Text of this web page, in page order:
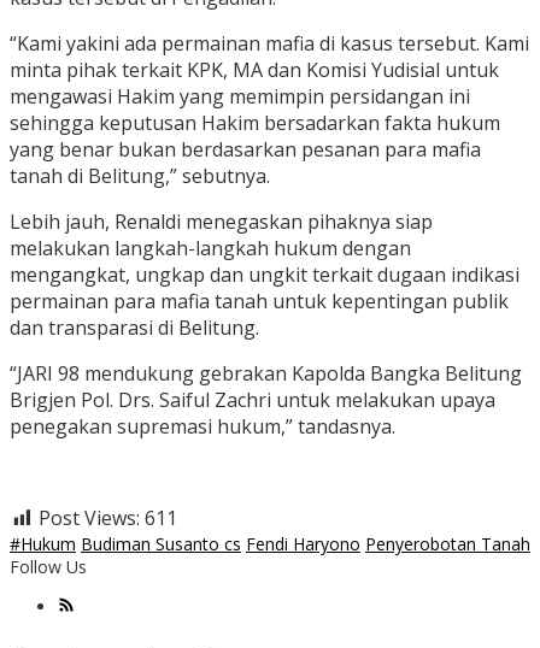
“Kami yakini ada permainan mafia di kasus tersebut. Kami
minta pihak terkait KPK, MA dan Komisi Yudisial untuk
mengawasi Hakim yang memimpin persidangan ini
sehingga keputusan Hakim bersadarkan fakta hukum
yang benar bukan berdasarkan pesanan para mafia
tanah di Belitung,” sebutnya.
Lebih jauh, Renaldi menegaskan pihaknya siap
melakukan langkah-langkah hukum dengan
mengangkat, ungkap dan ungkit terkait dugaan indikasi
permainan para mafia tanah untuk kepentingan publik
dan transparasi di Belitung.
“JARI 98 mendukung gebrakan Kapolda Bangka Belitung
Brigjen Pol. Drs. Saiful Zachri untuk melakukan upaya
penegakan supremasi hukum,” tandasnya.
Post Views: 611
#Hukum Budiman Susanto cs Fendi Haryono Penyerobotan Tanah
Follow Us